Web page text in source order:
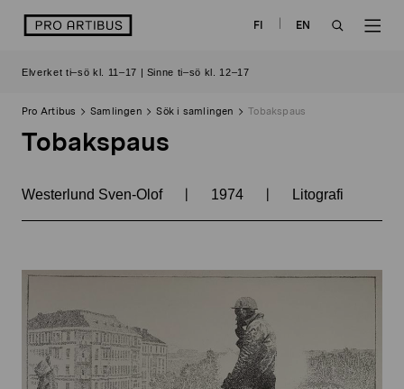
logo FI
EN
Elverket ti–sö kl. 11–17 | Sinne ti–sö kl. 12–17
Pro Artibus Samlingen Sök i samlingen Tobakspaus
Tobakspaus
Westerlund Sven-Olof | 1974 | Litografi